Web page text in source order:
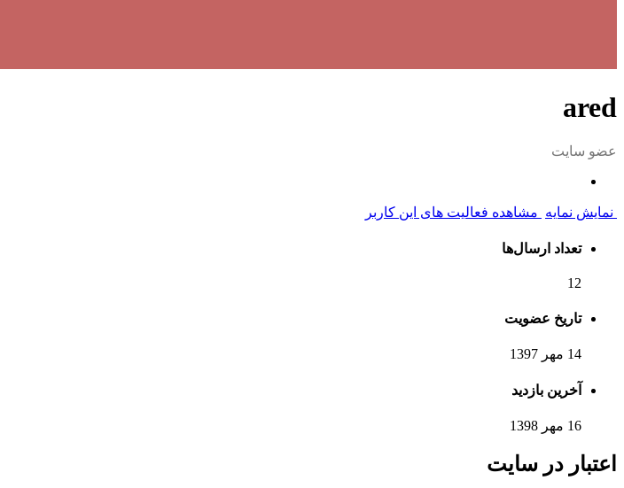
ared
عضو سایت
نمایش نمایه مشاهده فعالیت های این کاربر
تعداد ارسال‌ها
12
تاریخ عضویت
14 مهر 1397
آخرین بازدید
16 مهر 1398
اعتبار در سایت